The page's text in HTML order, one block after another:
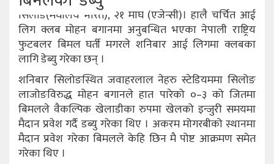
सिलोड(मेघालय भारत), २१ माघ (एजेन्सी)। हालै चर्चित आई
लिग क्लब मोहन बगानमा अनुबन्धित भएका नेपाली राष्ट्रिय
फुटबलर बिमल घर्ती मगरले शनिबार आई लिगमा क्लबका
लागि डेब्यु गरेका छन् ।
शनिबार सिलोङस्थित जवाहरलाल नेहरु स्टेडियममा सिलोङ
लाजोङविरुद्ध मोहन बगानले हात पारेको ०–३ को जितमा
बिमलले वैकल्पिक खेलाडीका रुपमा खेलको इन्जुरी समयमा
मैदान प्रवेश गर्दै डब्यु गरेका थिए । अकरम मोगरबीको स्थानमा
मैदान प्रवेश गरेका बिमलले केहि छिन मै पोष्ट आक्रमण समेत
गरेका थिए ।